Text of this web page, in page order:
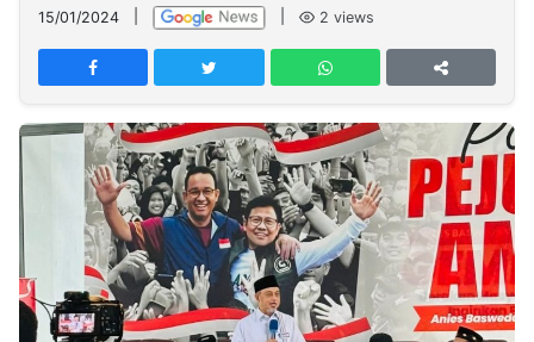
Network
PT
TREETAN
INDONESIA
Partner
Insight
NTB
Suara
Time
Lens
IDN
Daily
Jogja
Jalan
Rakyat
Idealita
News
Kita
Notice
Radar
Baru
Seedbacklink
15/01/2024 2 views